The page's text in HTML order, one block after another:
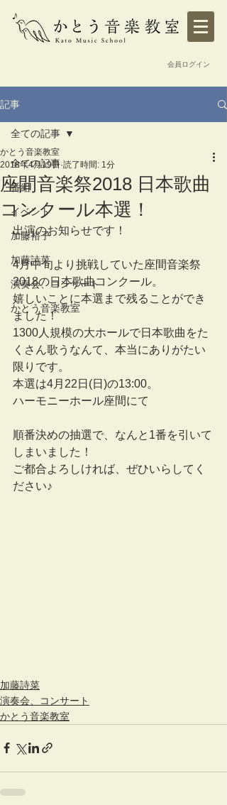
会員ログイン
記事
全ての記事
番組
イベント
加藤裕子
加藤詩菜
演奏会、コンサート
かとう音楽教室
全ての記事
座間音楽祭2018 日本歌曲
コンクール本選！
かとう音楽教室
2018年4月19日 読了時間: 1分
出演のお知らせです！
4月中旬より挑戦していた座間音楽祭
2018の日本歌曲コンクール。
嬉しいことに本選まで残ることができ
ました！
1300人規模の大ホールで日本歌曲をた
くさん歌うなんて、本当にありがたい
限りです。
本選は4月22日(日)の13:00。
ハーモニーホール座間にて
順番決めの抽選で、なんと1番を引いて
しまいました！
ご都合よろしければ、ぜひいらしてく
ださい♪
加藤詩菜
演奏会、コンサート
かとう音楽教室